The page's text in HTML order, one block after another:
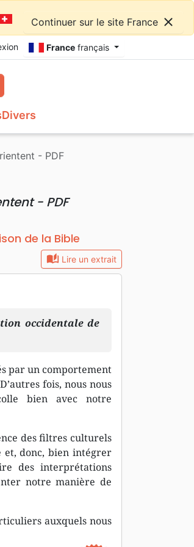
Continuer sur le site France close
France français
Divers
Brochures (<16 p.)
- PDF
- PDF
de la Bible
auto_stories Lire un extrait
occidentale de
par un comportement
fois, nous nous
bien avec notre
des filtres culturels
et, donc, bien intégrer
des interprétations
notre manière de
auxquels nous